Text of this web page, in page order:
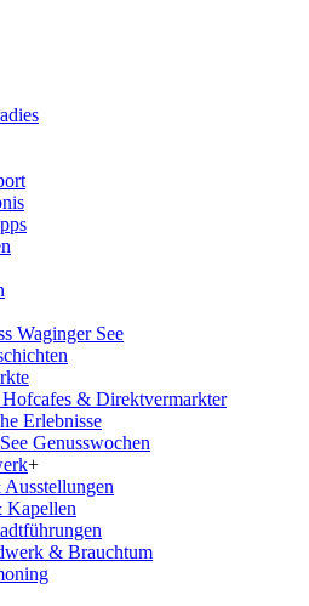
Waginger See
& Direktvermarkter
Erlebnisse
Genusswochen
+
Kapellen
& Brauchtum